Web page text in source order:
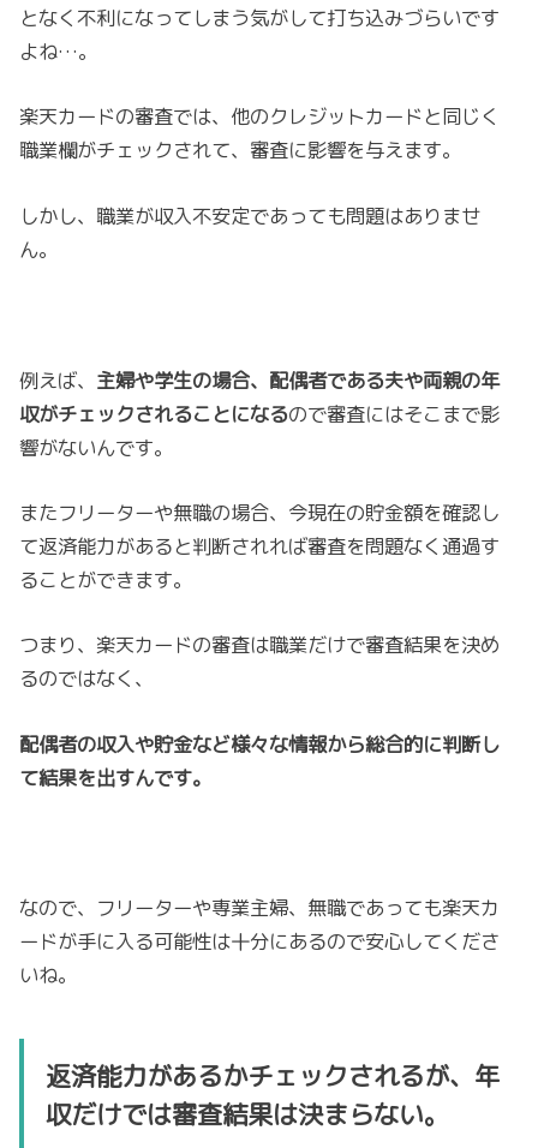
となく不利になってしまう気がして打ち込みづらいです
よね…。
楽天カードの審査では、他のクレジットカードと同じく
職業欄がチェックされて、審査に影響を与えます。
しかし、職業が収入不安定であっても問題はありませ
ん。
例えば、 主婦や学生の場合、配偶者である夫や両親の年
収がチェックされることになるので審査にはそこまで影
響がないんです。
またフリーターや無職の場合、今現在の貯金額を確認し
て返済能力があると判断されれば審査を問題なく通過す
ることができます。
つまり、楽天カードの審査は職業だけで審査結果を決め
るのではなく、
配偶者の収入や貯金など様々な情報から総合的に判断し
て結果を出すんです。
なので、フリーターや専業主婦、無職であっても楽天カ
ードが手に入る可能性は十分にあるので安心してくださ
いね。
返済能力があるかチェックされるが、年
収だけでは審査結果は決まらない。